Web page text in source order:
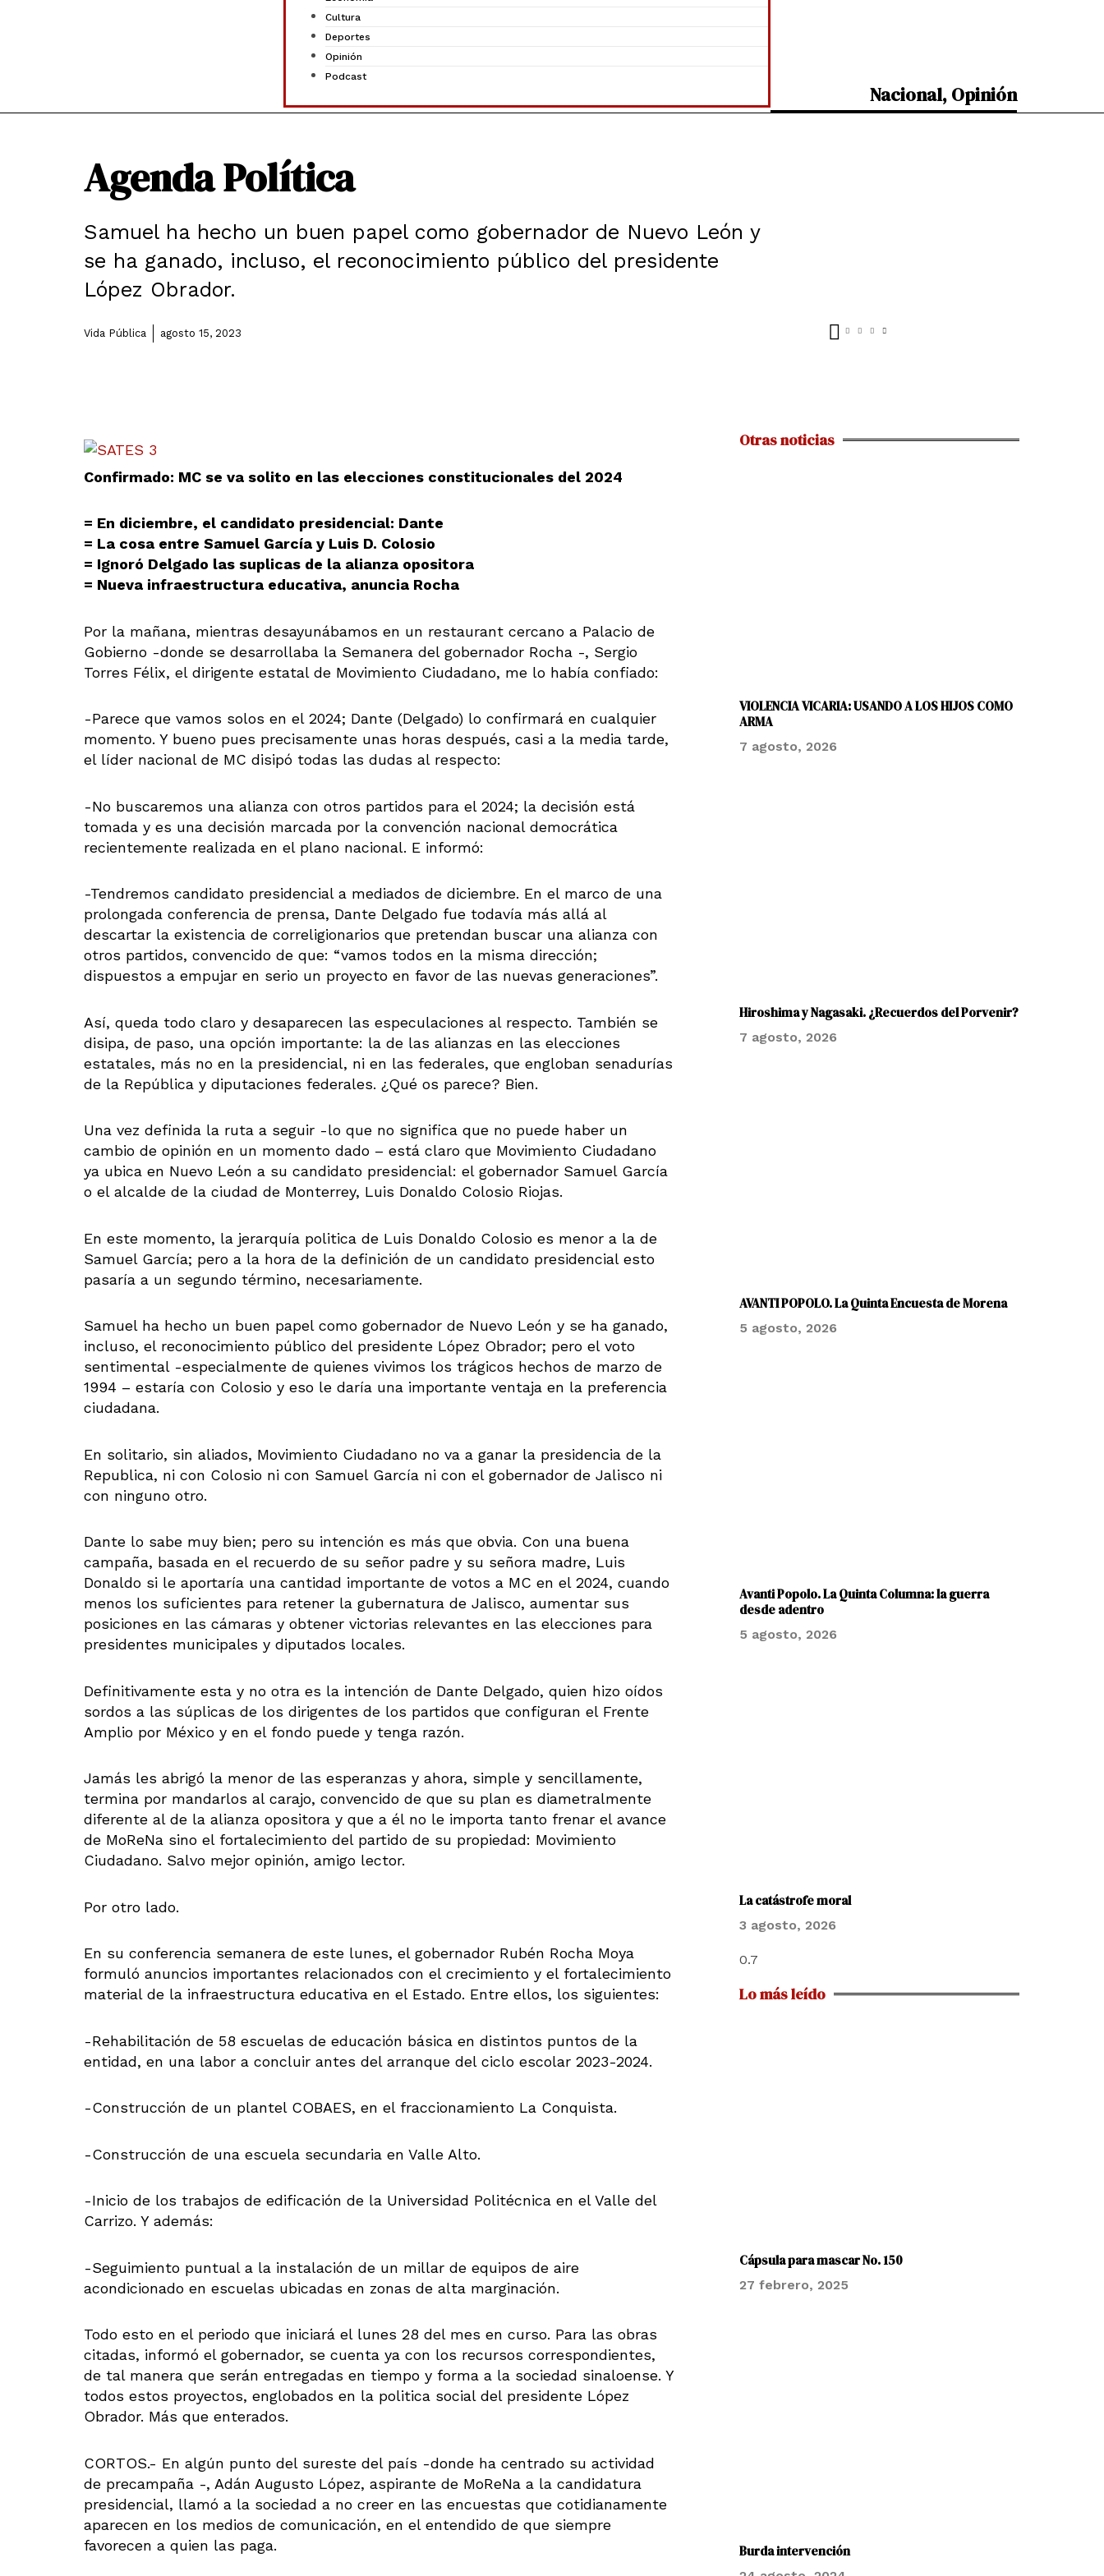
Cultura
Deportes
Opinión
Podcast
Nacional, Opinión
Agenda Política
Samuel ha hecho un buen papel como gobernador de Nuevo León y
se ha ganado, incluso, el reconocimiento público del presidente
López Obrador.
Vida Pública agosto 15, 2023
Confirmado: MC se va solito en las elecciones constitucionales del 2024
= En diciembre, el candidato presidencial: Dante
= La cosa entre Samuel García y Luis D. Colosio
= Ignoró Delgado las suplicas de la alianza opositora
= Nueva infraestructura educativa, anuncia Rocha
Por la mañana, mientras desayunábamos en un restaurant cercano a Palacio de
Gobierno -donde se desarrollaba la Semanera del gobernador Rocha -, Sergio
Torres Félix, el dirigente estatal de Movimiento Ciudadano, me lo había confiado:
-Parece que vamos solos en el 2024; Dante (Delgado) lo confirmará en cualquier
momento. Y bueno pues precisamente unas horas después, casi a la media tarde,
el líder nacional de MC disipó todas las dudas al respecto:
-No buscaremos una alianza con otros partidos para el 2024; la decisión está
tomada y es una decisión marcada por la convención nacional democrática
recientemente realizada en el plano nacional. E informó:
-Tendremos candidato presidencial a mediados de diciembre. En el marco de una
prolongada conferencia de prensa, Dante Delgado fue todavía más allá al
descartar la existencia de correligionarios que pretendan buscar una alianza con
otros partidos, convencido de que: “vamos todos en la misma dirección;
dispuestos a empujar en serio un proyecto en favor de las nuevas generaciones”.
Así, queda todo claro y desaparecen las especulaciones al respecto. También se
disipa, de paso, una opción importante: la de las alianzas en las elecciones
estatales, más no en la presidencial, ni en las federales, que engloban senadurías
de la República y diputaciones federales. ¿Qué os parece? Bien.
Una vez definida la ruta a seguir -lo que no significa que no puede haber un
cambio de opinión en un momento dado – está claro que Movimiento Ciudadano
ya ubica en Nuevo León a su candidato presidencial: el gobernador Samuel García
o el alcalde de la ciudad de Monterrey, Luis Donaldo Colosio Riojas.
En este momento, la jerarquía politica de Luis Donaldo Colosio es menor a la de
Samuel García; pero a la hora de la definición de un candidato presidencial esto
pasaría a un segundo término, necesariamente.
Samuel ha hecho un buen papel como gobernador de Nuevo León y se ha ganado,
incluso, el reconocimiento público del presidente López Obrador; pero el voto
sentimental -especialmente de quienes vivimos los trágicos hechos de marzo de
1994 – estaría con Colosio y eso le daría una importante ventaja en la preferencia
ciudadana.
En solitario, sin aliados, Movimiento Ciudadano no va a ganar la presidencia de la
Republica, ni con Colosio ni con Samuel García ni con el gobernador de Jalisco ni
con ninguno otro.
Dante lo sabe muy bien; pero su intención es más que obvia. Con una buena
campaña, basada en el recuerdo de su señor padre y su señora madre, Luis
Donaldo si le aportaría una cantidad importante de votos a MC en el 2024, cuando
menos los suficientes para retener la gubernatura de Jalisco, aumentar sus
posiciones en las cámaras y obtener victorias relevantes en las elecciones para
presidentes municipales y diputados locales.
Definitivamente esta y no otra es la intención de Dante Delgado, quien hizo oídos
sordos a las súplicas de los dirigentes de los partidos que configuran el Frente
Amplio por México y en el fondo puede y tenga razón.
Jamás les abrigó la menor de las esperanzas y ahora, simple y sencillamente,
termina por mandarlos al carajo, convencido de que su plan es diametralmente
diferente al de la alianza opositora y que a él no le importa tanto frenar el avance
de MoReNa sino el fortalecimiento del partido de su propiedad: Movimiento
Ciudadano. Salvo mejor opinión, amigo lector.
Por otro lado.
En su conferencia semanera de este lunes, el gobernador Rubén Rocha Moya
formuló anuncios importantes relacionados con el crecimiento y el fortalecimiento
material de la infraestructura educativa en el Estado. Entre ellos, los siguientes:
-Rehabilitación de 58 escuelas de educación básica en distintos puntos de la
entidad, en una labor a concluir antes del arranque del ciclo escolar 2023-2024.
-Construcción de un plantel COBAES, en el fraccionamiento La Conquista.
-Construcción de una escuela secundaria en Valle Alto.
-Inicio de los trabajos de edificación de la Universidad Politécnica en el Valle del
Carrizo. Y además:
-Seguimiento puntual a la instalación de un millar de equipos de aire
acondicionado en escuelas ubicadas en zonas de alta marginación.
Todo esto en el periodo que iniciará el lunes 28 del mes en curso. Para las obras
citadas, informó el gobernador, se cuenta ya con los recursos correspondientes,
de tal manera que serán entregadas en tiempo y forma a la sociedad sinaloense. Y
todos estos proyectos, englobados en la politica social del presidente López
Obrador. Más que enterados.
CORTOS.- En algún punto del sureste del país -donde ha centrado su actividad
de precampaña -, Adán Augusto López, aspirante de MoReNa a la candidatura
presidencial, llamó a la sociedad a no creer en las encuestas que cotidianamente
aparecen en los medios de comunicación, en el entendido de que siempre
favorecen a quien las paga.
Otras noticias
VIOLENCIA VICARIA: USANDO A LOS HIJOS COMO
ARMA
7 agosto, 2026
Hiroshima y Nagasaki. ¿Recuerdos del Porvenir?
7 agosto, 2026
AVANTI POPOLO. La Quinta Encuesta de Morena
5 agosto, 2026
Avanti Popolo. La Quinta Columna: la guerra
desde adentro
5 agosto, 2026
La catástrofe moral
3 agosto, 2026
Lo más leído
Cápsula para mascar No. 150
27 febrero, 2025
Burda intervención